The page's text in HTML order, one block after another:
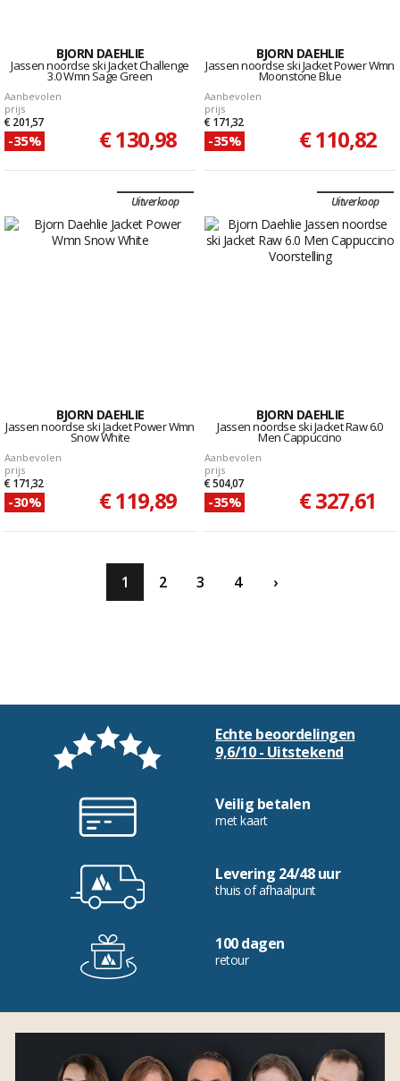
BJORN DAEHLIE
Jassen noordse ski Jacket Challenge
3.0 Wmn Sage Green
Aanbevolen
prijs
€ 201,57
-35% € 130,98
BJORN DAEHLIE
Jassen noordse ski Jacket Power Wmn
Moonstone Blue
Aanbevolen
prijs
€ 171,32
-35% € 110,82
Uitverkoop
BJORN DAEHLIE
Jassen noordse ski Jacket Power Wmn
Snow White
Aanbevolen
prijs
€ 171,32
-30% € 119,89
Uitverkoop
BJORN DAEHLIE
Jassen noordse ski Jacket Raw 6.0
Men Cappuccino
Aanbevolen
prijs
€ 504,07
-35% € 327,61
1 2 3 4 ›
Echte beoordelingen
9,6/10 - Uitstekend
Veilig betalen
met kaart
Levering 24/48 uur
thuis of afhaalpunt
100 dagen
retour